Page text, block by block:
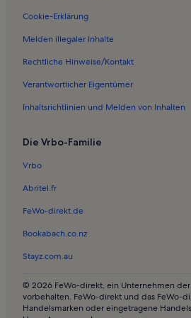
Ferienwohnungen in Centre Bonlieu
Ferienwohnungen in Lac d'Annecy
Schlossmuseum
Ferienwohnungen in Prison d'Annecy
Longstay in Lyaud
Häuser in Annecy
Villen in Annecy
Häuser in Annecy
Ferienunterkünfte mit Pool in Annecy
Ferienunterkünfte am See in Annecy
Ferienwohnungen und Apartments in
Chalets in Combloux
Ferienwohnungen und Apartments in
Häuser in Valmorel
Cookie-Erklärung
Melden illegaler Inhalte
Rechtliche Hinweise/Kontakt
Verantwortlicher Eigentümer
Inhaltsrichtlinien und Melden von Inhalten
Die Vrbo-Familie
Vrbo
Abritel.fr
FeWo-direkt.de
Bookabach.co.nz
Stayz.com.au
© 2026 FeWo-direkt, ein Unternehmen
vorbehalten. FeWo-direkt und das FeWo-
Handelsmarken oder eingetragene